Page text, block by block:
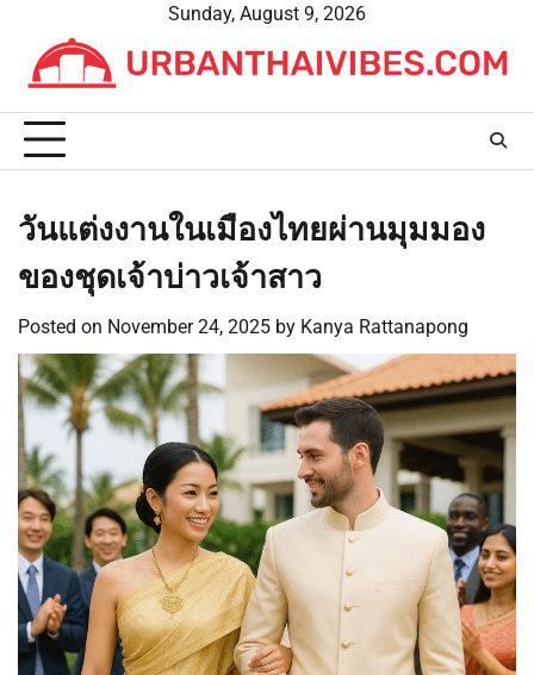
content
Sunday, August 9, 2026
วันแต่งงานในเมืองไทยผ่านมุมมอง
ของชุดเจ้าบ่าวเจ้าสาว
Posted on November 24, 2025 by Kanya Rattanapong